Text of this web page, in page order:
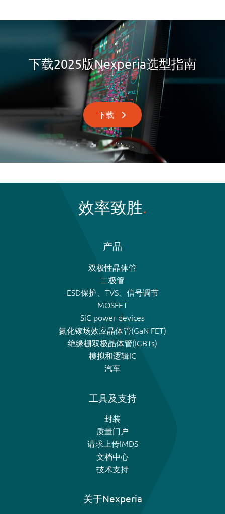
下载2025版Nexperia选型指南
下载
效率致胜
产品
双极性晶体管
二极管
ESD保护、TVS、信号调节
MOSFET
SiC power devices
氮化镓场效应晶体管(GaN FET)
绝缘栅双极晶体管(IGBTs)
模拟和逻辑IC
汽车
工具及支持
封装
质量门户
请求上传IMDS
文档中心
技术支持
关于Nexperia